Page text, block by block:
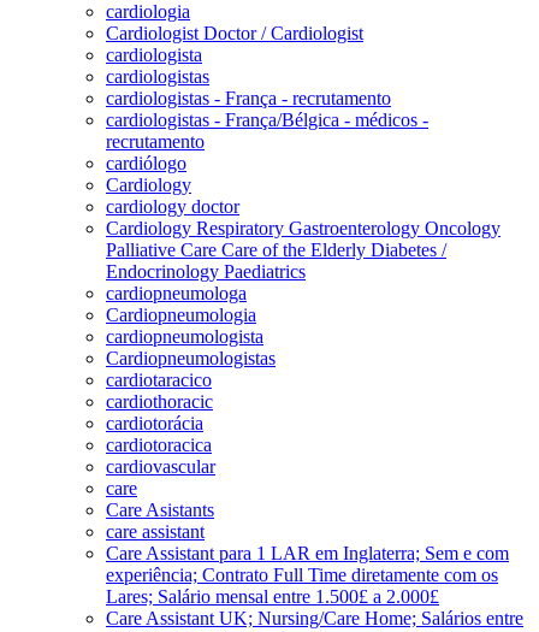
cardiologia
Cardiologist Doctor / Cardiologist
cardiologista
cardiologistas
cardiologistas - França - recrutamento
cardiologistas - França/Bélgica - médicos -
recrutamento
cardiólogo
Cardiology
cardiology doctor
Cardiology Respiratory Gastroenterology Oncology
Palliative Care Care of the Elderly Diabetes /
Endocrinology Paediatrics
cardiopneumologa
Cardiopneumologia
cardiopneumologista
Cardiopneumologistas
cardiotaracico
cardiothoracic
cardiotorácia
cardiotoracica
cardiovascular
care
Care Asistants
care assistant
Care Assistant para 1 LAR em Inglaterra; Sem e com
experiência; Contrato Full Time diretamente com os
Lares; Salário mensal entre 1.500£ a 2.000£
Care Assistant UK; Nursing/Care Home; Salários entre